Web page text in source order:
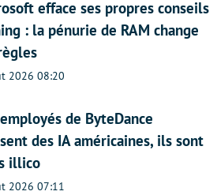
efface ses propres conseils
: la pénurie de RAM change
2026 08:20
de ByteDance
des IA américaines, ils sont
illico
2026 07:11